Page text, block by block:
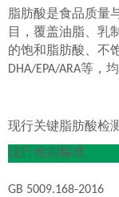
脂肪酸是食品质量
目，覆盖油脂、乳
的饱和脂肪酸、不
DHA/EPA/ARA等，
现行关键脂肪酸检
现行检测标准
GB 5009.168-2016